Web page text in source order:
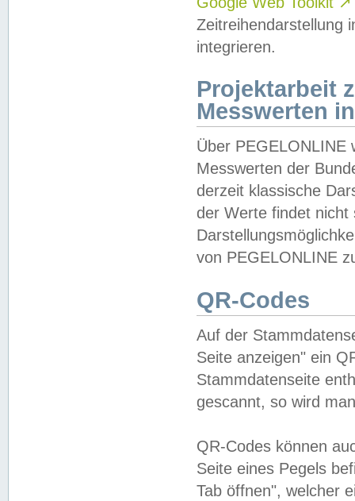
Zeitreihendarstellung
integrieren.
Projektarbeit
Messwerten
Über PEGELONLINE
Messwerten der
derzeit klassische
der Werte findet
von PEGELONLINE
QR-Codes
Auf der
Seite anzeigen" ein
Stammdatenseite
gescannt, so wird
QR-Codes können
Seite eines Pegels
Tab öffnen", welcher